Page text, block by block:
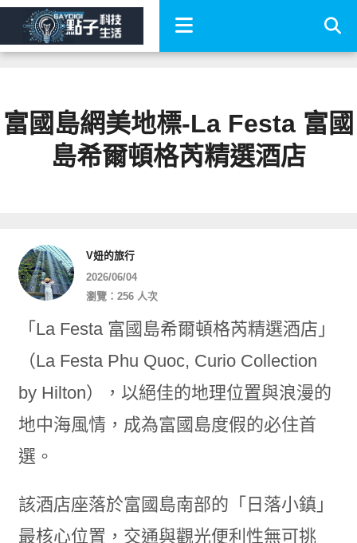
富國島網美地標-La Festa 富國
島希爾頓格芮精選酒店
V妞的旅行
2026/06/04
瀏覽：256 人次
「La Festa 富國島希爾頓格芮精選酒店」
（La Festa Phu Quoc, Curio Collection
by Hilton），以絕佳的地理位置與浪漫的
地中海風情，成為富國島度假的必住首
選。
該酒店座落於富國島南部的「日落小鎮」
最核心位置，交通與觀光便利性無可挑